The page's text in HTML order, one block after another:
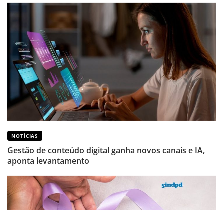
NOTÍCIAS
Gestão de conteúdo digital ganha novos canais e IA,
aponta levantamento